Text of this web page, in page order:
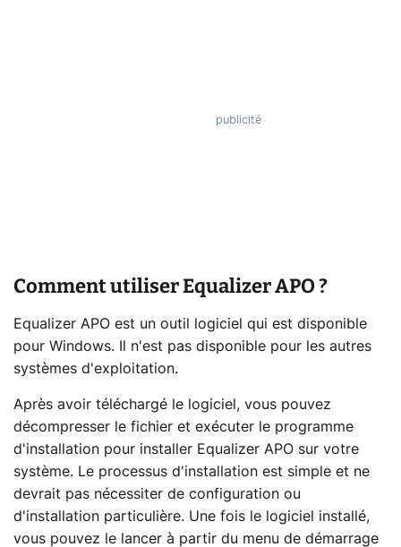
Comment utiliser Equalizer APO ?
Equalizer APO est un outil logiciel qui est disponible
pour Windows. Il n'est pas disponible pour les autres
systèmes d'exploitation.
Après avoir téléchargé le logiciel, vous pouvez
décompresser le fichier et exécuter le programme
d'installation pour installer Equalizer APO sur votre
système. Le processus d'installation est simple et ne
devrait pas nécessiter de configuration ou
d'installation particulière. Une fois le logiciel installé,
vous pouvez le lancer à partir du menu de démarrage